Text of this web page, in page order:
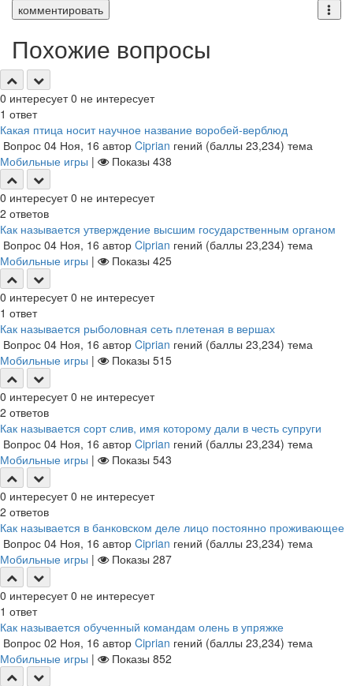
комментировать
Похожие вопросы
0 интересует 0 не интересует
1 ответ
Какая птица носит научное название воробей-верблюд
Вопрос 04 Ноя, 16 автор Ciprian гений (баллы 23,234) тема
Мобильные игры | Показы 438
0 интересует 0 не интересует
2 ответов
Как называется утверждение высшим государственным органом
Вопрос 04 Ноя, 16 автор Ciprian гений (баллы 23,234) тема
Мобильные игры | Показы 425
0 интересует 0 не интересует
1 ответ
Как называется рыболовная сеть плетеная в вершах
Вопрос 04 Ноя, 16 автор Ciprian гений (баллы 23,234) тема
Мобильные игры | Показы 515
0 интересует 0 не интересует
2 ответов
Как называется сорт слив, имя которому дали в честь супруги
Вопрос 04 Ноя, 16 автор Ciprian гений (баллы 23,234) тема
Мобильные игры | Показы 543
0 интересует 0 не интересует
2 ответов
Как называется в банковском деле лицо постоянно проживающее
Вопрос 04 Ноя, 16 автор Ciprian гений (баллы 23,234) тема
Мобильные игры | Показы 287
0 интересует 0 не интересует
1 ответ
Как называется обученный командам олень в упряжке
Вопрос 02 Ноя, 16 автор Ciprian гений (баллы 23,234) тема
Мобильные игры | Показы 852